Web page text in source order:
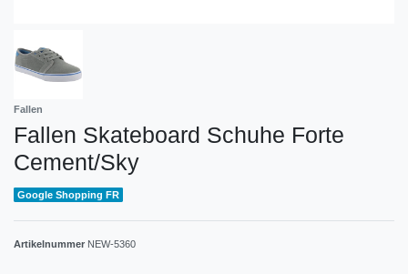
Fallen
Fallen Skateboard Schuhe Forte
Cement/Sky
Google Shopping FR
Artikelnummer NEW-5360